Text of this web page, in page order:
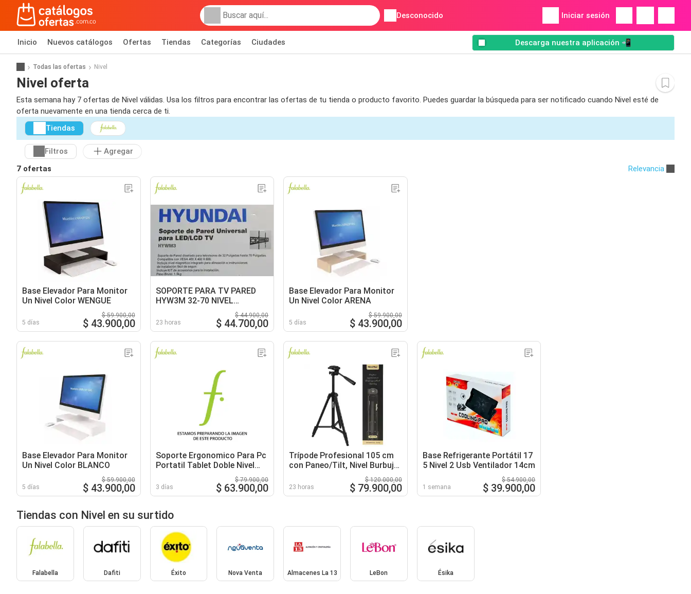
Desconocido Iniciar sesión
Inicio Nuevos catálogos Ofertas Tiendas Categorías Ciudades Descarga nuestra aplicación 📲
Todas las ofertas Nivel
Nivel oferta
Esta semana hay 7 ofertas de Nivel válidas. Usa los filtros para encontrar las ofertas de tu tienda o producto favorito. Puedes guardar la búsqueda para ser notificado cuando Nivel esté de
oferta nuevamente en una tienda cerca de ti.
Tiendas
Filtros
Agregar
7 ofertas
Relevancia
Base Elevador Para Monitor
Un Nivel Color WENGUE
5 días
$ 59.900,00
$ 43.900,00
SOPORTE PARA TV PARED
HYW3M 32-70 NIVEL
23 horas
$ 44.900,00
$ 44.700,00
Base Elevador Para Monitor
Un Nivel Color ARENA
5 días
$ 59.900,00
$ 43.900,00
Base Elevador Para Monitor
Un Nivel Color BLANCO
5 días
$ 59.900,00
$ 43.900,00
Soporte Ergonomico Para Pc
Portatil Tablet Doble Nivel
3 días
$ 79.900,00
$ 63.900,00
Trípode Profesional 105 cm
con Paneo/Tilt, Nivel Burbuja
y Gancho de Estabilidad
23 horas
$ 120.000,00
$ 79.900,00
Base Refrigerante Portátil 17
5 Nivel 2 Usb Ventilador 14cm
1 semana
$ 54.900,00
$ 39.900,00
Tiendas con Nivel en su surtido
Falabella Dafiti Éxito Nova Venta Almacenes La 13 LeBon Ésika